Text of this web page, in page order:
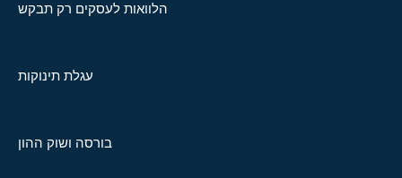
הלוואות לעסקים רק תבקש
עגלת תינוקות
בורסה ושוק ההון